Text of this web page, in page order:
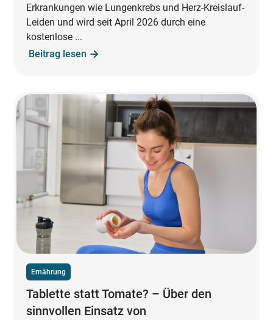
Erkrankungen wie Lungenkrebs und Herz-Kreislauf-
Leiden und wird seit April 2026 durch eine
kostenlose ...
Beitrag lesen
Ernährung
Tablette statt Tomate? – Über den
sinnvollen Einsatz von